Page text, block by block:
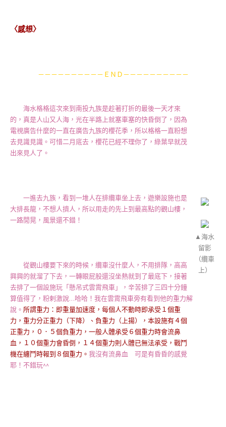
〈感想〉
－－－－－－－－－－ＥＮＤ－－－－－－－－－－
海水格格這次來到南投九族是趁著打折的最後一天才來
的，真是人山又人海，光在半路上就塞車塞的快昏倒了，因為
電視廣告什麼的一直在廣告九族的櫻花季，所以格格一直粉想
去見識見識。可惜二月底去，櫻花已經不理你了，綠葉早就茂
出來見人了。
一進去九族，看到一堆人在排纜車坐上去，遊樂設施也是
大排長龍，不想人擠人，所以用走的先上到最高點的觀山樓，
一路閒晃，風景還不錯！
從觀山樓要下來的時候，纜車沒什麼人，不用排隊，高高
興興的就溜了下去，一轉眼屁股還沒坐熱就到了最底下，接著
去排了一個設施玩「懸吊式雲霄飛車」，辛苦排了三四十分鐘
算值得了，粉剌激說…哈哈！我在雲霄飛車旁有看到他的重力解
說。 所謂重力：即重量加速度，每個人不動時即承受１個重
力，重力分正重力（下降）、負重力（上揚），本設施有４個
正重力，０．５個負重力，一般人體承受６個重力時會流鼻
血，１０個重力會昏倒，１４個重力則人體已無法承受，戰鬥
機在纏鬥時報到８個重力。 我沒有流鼻血 可是有昏昏的感覺
耶！不錯玩^^
▲海水
留影
（纜車
上）